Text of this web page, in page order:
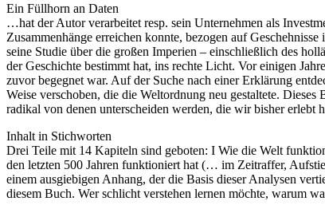
Ein Füllhorn an Daten
…hat der Autor verarbeitet resp. sein Unternehmen als
Zusammenhänge erreichen konnte, bezogen auf
seine Studie über die großen Imperien – einschließlich des
der Geschichte bestimmt hat, ins rechte Licht. Vor einigen
zuvor begegnet war. Auf der Suche nach einer Erklärung
Weise verschoben, die die Weltordnung neu gestaltete.
radikal von denen unterscheiden werden, die wir bisher
Inhalt in Stichworten
Drei Teile mit 14 Kapiteln sind geboten: I Wie die Welt
den letzten 500 Jahren funktioniert hat (… im Zeitraffer,
einem ausgiebigen Anhang, der die Basis dieser Analysen
diesem Buch. Wer schlicht verstehen lernen möchte, warum